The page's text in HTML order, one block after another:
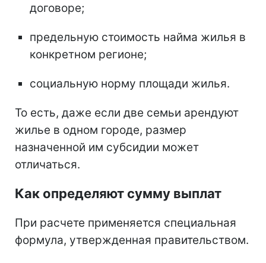
договоре;
предельную стоимость найма жилья в
конкретном регионе;
социальную норму площади жилья.
То есть, даже если две семьи арендуют
жилье в одном городе, размер
назначенной им субсидии может
отличаться.
Как определяют сумму выплат
При расчете применяется специальная
формула, утвержденная правительством.